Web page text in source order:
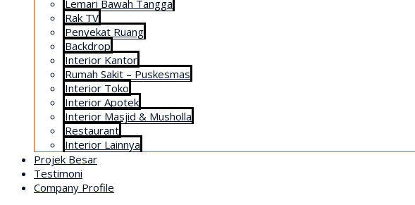
Lemari Bawah Tangga
Rak TV
Penyekat Ruang
Backdrop
Interior Kantor
Rumah Sakit – Puskesmas
Interior Toko
Interior Apotek
Interior Masjid & Musholla
Restaurant
Interior Lainnya
Projek Besar
Testimoni
Company Profile